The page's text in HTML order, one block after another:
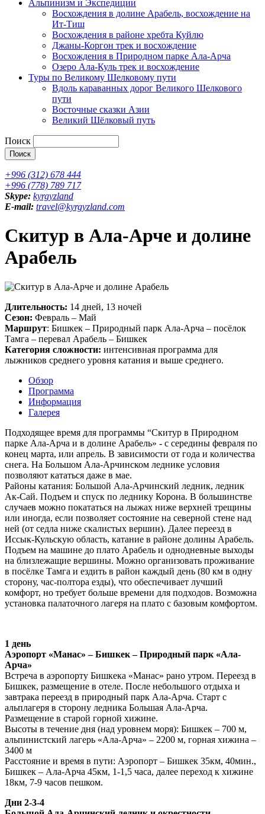
Альпинизм и Экспедиции
Восхождения в долине Арабель, восхождение на
Ит-Тиш
Восхождения в районе хребта Куйлю
Джаны-Коргон трек и восхождение
Восхождения в Природном парке Ала-Арча
Озеро Ала-Куль трек и восхождение
Туры по Великому Шелковому пути
Вдоль караванных дорог Великого Шелкового
пути
Восточные сказки Азии
Великий Шёлковый путь
Поиск
+996 (312) 678 444
+996 (778) 789 717
Skype: kyrgyzland
E-mail: travel@kyrgyzland.com
Скитур в Ала-Арче и долине
Арабель
Длительность: 14 дней, 13 ночей
Сезон: Февраль – Май
Маршрут: Бишкек – Природный парк Ала-Арча – посёлок
Тамга – перевал Арабель – Бишкек
Категория сложности: интенсивная программа для
лыжников среднего уровня катания и выше среднего.
Обзор
Программа
Информация
Галерея
Подходящее время для программы “Скитур в Природном
парке Ала-Арча и в долине Арабель» - с середины февраля по
конец марта, или апрель. В зависимости от года и количества
снега. На Большом Ала-Арчинском леднике условия
позволяют кататься даже в мае.
Районы катания: Большой Ала-Арчинский ледник, ледник
Ак-Сай. Подъем и спуск по леднику Корона. В большинстве
случаев можно покататься на лыжах ниже верхней трещины
или иногда, если позволяет состояние на северной стене над
ней (от седла ниже скалистых вершин). Далее переезд в
Иссык-Кульскую область, катание в районе долины Арабель.
Подъем на машине до плато Арабель и однодневные выходы
на близлежащие вершины. Можно организовать проживание
в посёлке Тамга и ездить в район каждый день (80 км в одну
сторону, час-полтора езды), что обеспечивает лучший
комфорт, но требует больше времени для подходов. Возможна
установка палаточного лагеря на плато с базовым комфортом.
1 день
Аэропорт «Манас» – Бишкек – Природный парк «Ала-
Арча»
Встреча в аэропорту Бишкека «Манас» рано утром. Переезд в
Бишкек, размещение в отеле. После небольшого отдыха и
завтрака переезд в природный парк Ала-Арча. Старт с
альплагеря в сторону ледника Большая Ала-Арча.
Размещение в старой горной хижине.
Высоты в течение дня (над уровнем моря): Бишкек – 700 м,
альпинистский лагерь «Ала-Арча» – 2200 м, горная хижина –
3400 м
Расстояние и время в пути: Аэропорт – Бишкек 35км, 40мин.,
Бишкек – Ала-Арча 45км, 1-1,5 часа, далее переход к хижине
18км, 7-9 часов пешком.
Дни 2-3-4